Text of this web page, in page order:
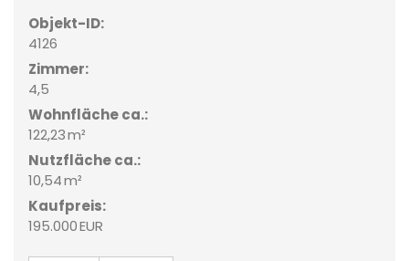
Objekt-ID:
4126
Zimmer:
4,5
Wohnfläche ca.:
122,23 m²
Nutzfläche ca.:
10,54 m²
Kaufpreis:
195.000 EUR